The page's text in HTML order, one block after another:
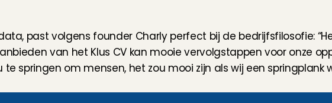
past volgens founder Charly perfect bij de bedrijfsfilosofie:
van het Klus CV kan mooie vervolgstappen voor onze
springen om mensen, het zou mooi zijn als wij een springplank